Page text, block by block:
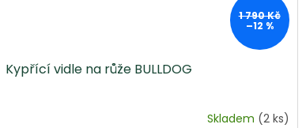
1 790 Kč
–12 %
Kypřící vidle na růže BULLDOG
Skladem (2 ks)